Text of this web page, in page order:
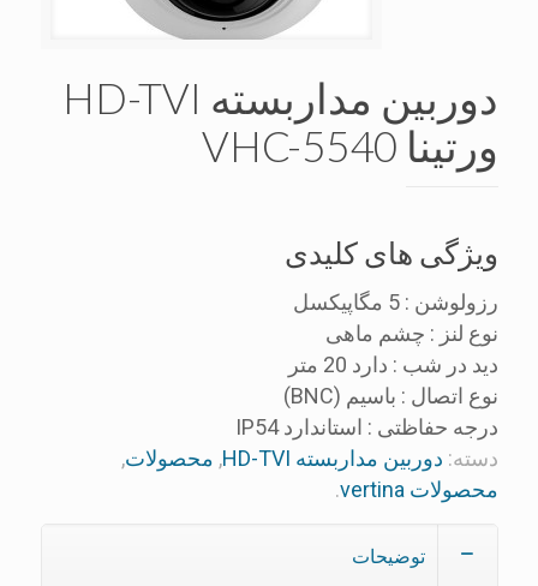
دوربین مداربسته HD-TVI
ورتینا VHC-5540
ویژگی های کلیدی
رزولوشن :5 مگاپیکسل
نوع لنز : چشم ماهی
دید در شب : دارد 20 متر
نوع اتصال : باسيم (BNC)
درجه حفاظتی : استاندارد IP54
دسته: دوربین مداربسته HD-TVI , محصولات,
محصولات vertina
.
توضیحات